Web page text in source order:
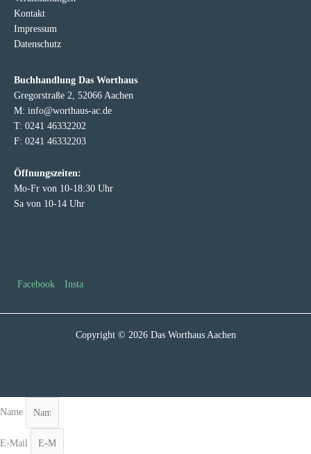
Kontakt
Impressum
Datenschutz
Buchhandlung Das Worthaus
Gregorstraße 2, 52066 Aachen
M: info@worthaus-ac.de
T: 0241 46332202
F: 0241 46332203
Öffnungszeiten:
Mo-Fr von 10-18:30 Uhr
Sa von 10-14 Uhr
Facebook Insta
Copyright © 2026 Das Worthaus Aachen
Name
E-Mail